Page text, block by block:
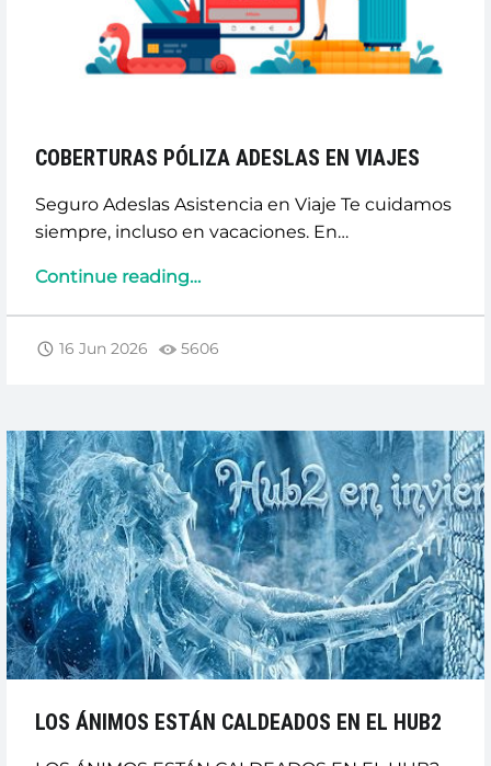
COBERTURAS PÓLIZA ADESLAS EN VIAJES
Seguro Adeslas Asistencia en Viaje Te cuidamos
siempre, incluso en vacaciones. En…
Continue reading“COBERTURAS
EN
…
16 Jun 2026 5606
LOS ÁNIMOS ESTÁN CALDEADOS EN EL HUB2